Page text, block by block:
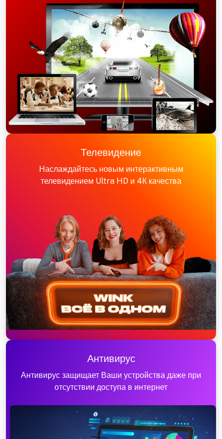
Телевидение
Наслаждайтесь новым интерактивным
телевидением Ultra HD и 4К качества
Антивирус
Антивирус защищает Ваши устройства даже при
отсутствии доступа в интернет